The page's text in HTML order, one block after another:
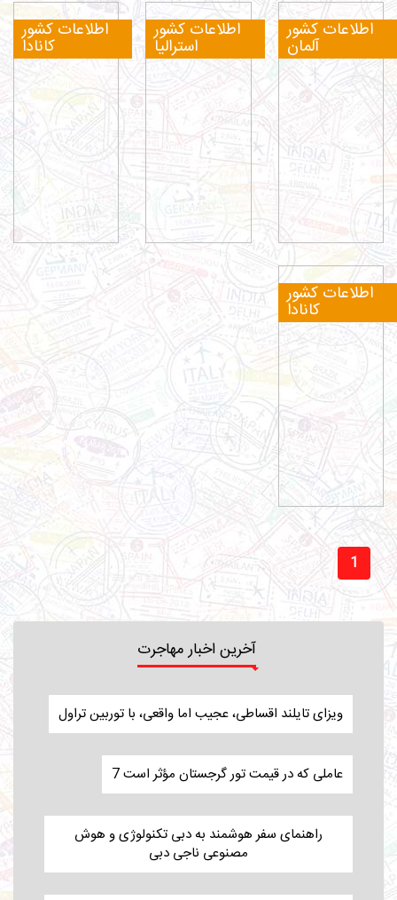
اطلاعات کشور
آلمان
اطلاعات کشور
استرالیا
اطلاعات کشور
کانادا
اطلاعات کشور
کانادا
1
آخرین اخبار مهاجرت
ویزای تایلند اقساطی، عجیب اما واقعی، با توربین تراول
7 عاملی که در قیمت تور گرجستان مؤثر است
راهنمای سفر هوشمند به دبی تکنولوژی و هوش
مصنوعی ناجی دبی